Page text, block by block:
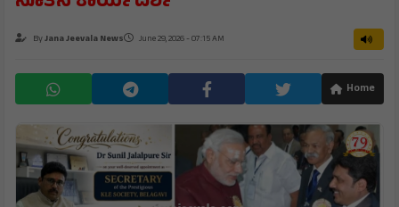
ByJana Jeevala News June 29, 2026 - 07:15 AM
Home